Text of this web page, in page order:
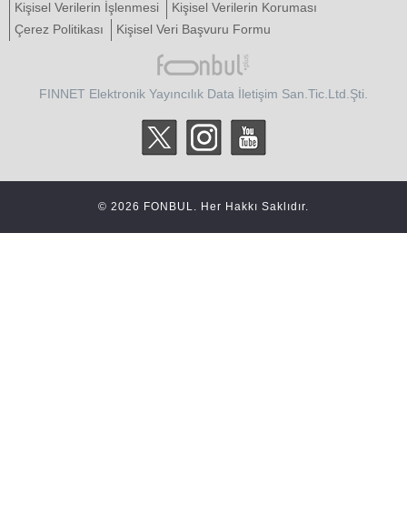
Kişisel Verilerin İşlenmesi
Kişisel Verilerin Koruması
Çerez Politikası
Kişisel Veri Başvuru Formu
FINNET Elektronik Yayıncılık Data İletişim San.Tic.Ltd.Şti.
© 2026 FONBUL. Her Hakkı Saklıdır.